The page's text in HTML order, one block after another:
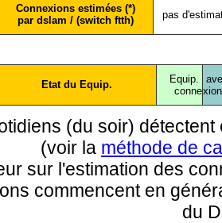
Connexions estimées (*)
par dslam / (switch ftth)
pas
Etat du Equip.
Equip.
conne
(du soir)
(voir la méthode de
sur l'estimation des
commencent en
du